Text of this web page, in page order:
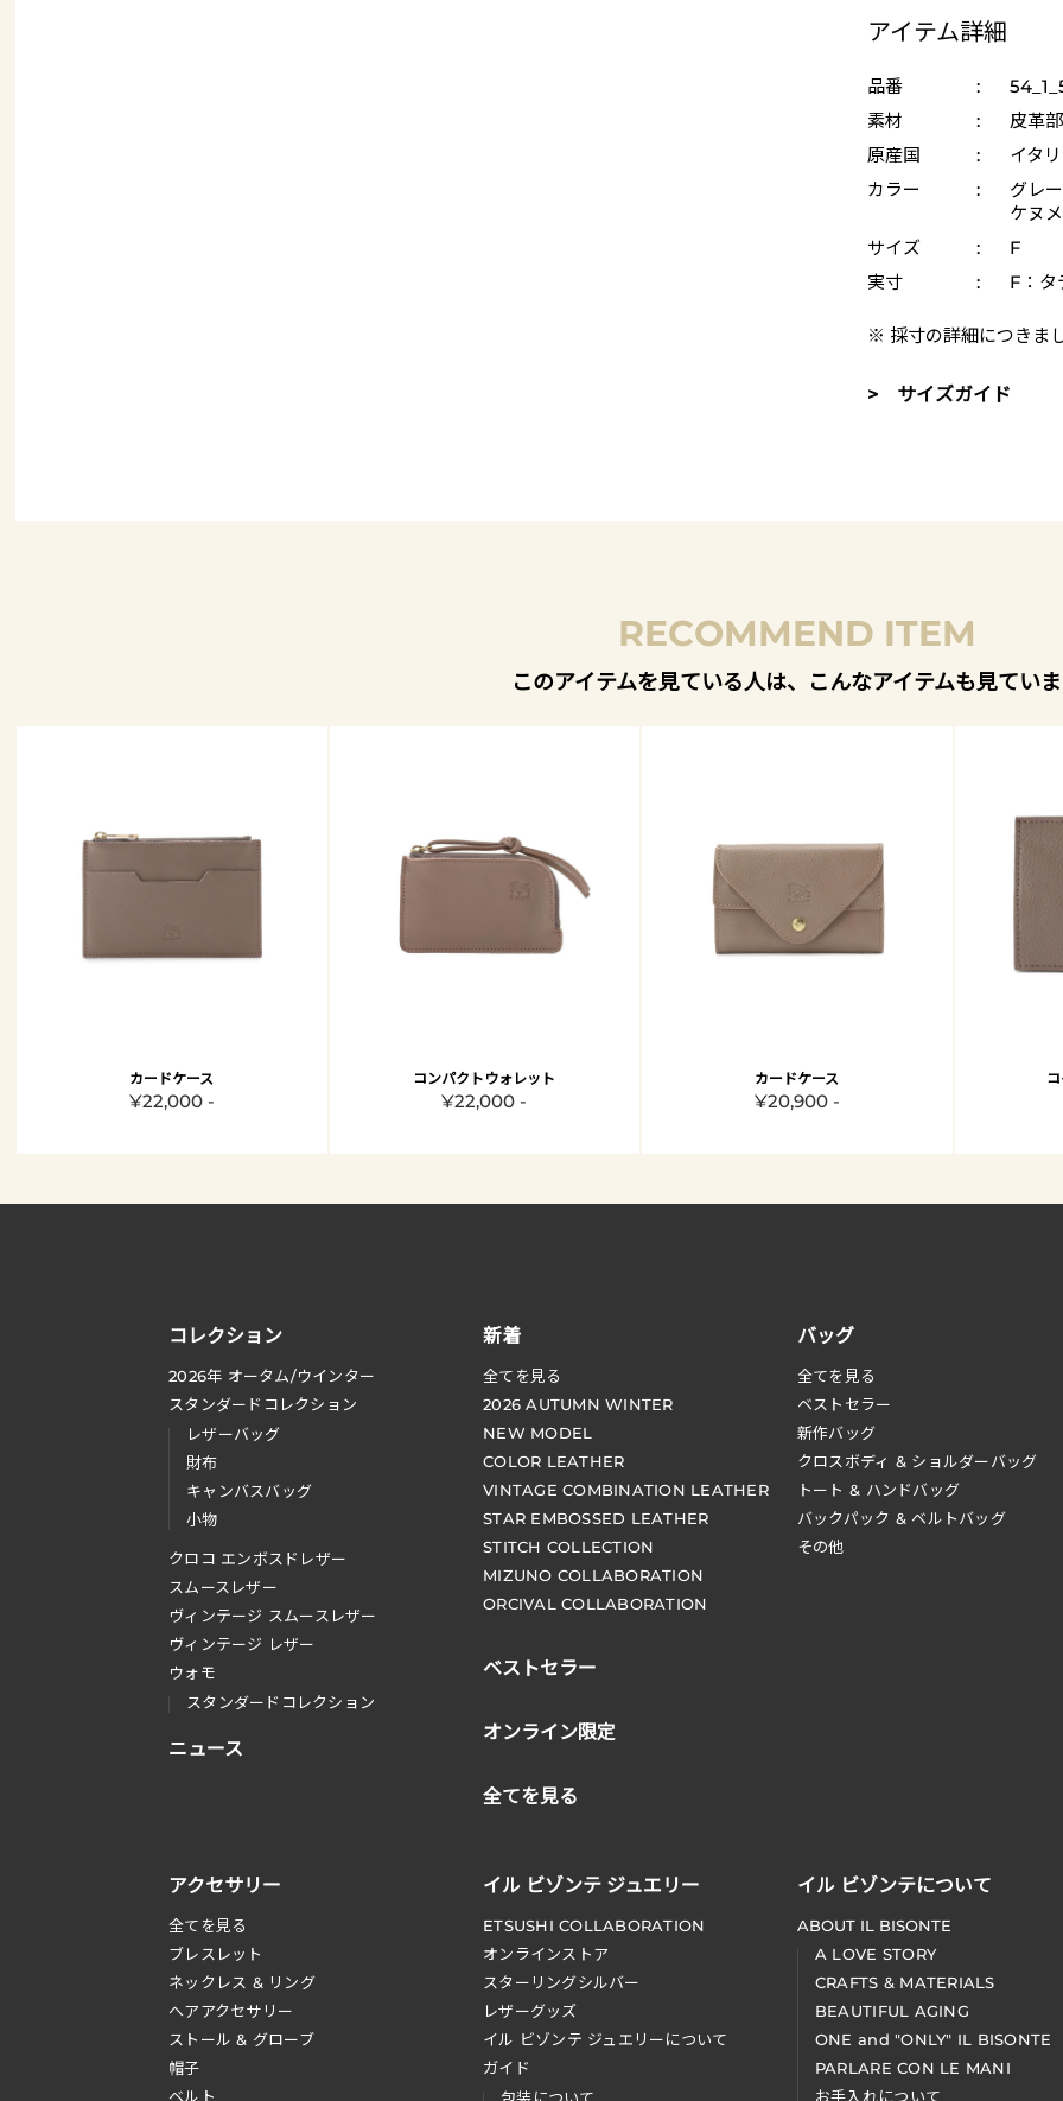
アイテム詳細
品番 :
素材
:
皮革
原産国
:
イタ
カラー
:
グレ
ケヌ
サイズ
:
F
実寸
: F：タ
※ 採寸の詳細につきま
> サイズガイド
RECOMMEND ITEM
このアイテムを見ている人は、こんなアイテムも見てい
カードケース
¥22,000 -
コンパクトウォレット
¥22,000 -
カードケース
¥20,900 -
コレクション
2026年 オータム/ウインター
スタンダードコレクション
レザーバッグ
財布
キャンバスバッグ
小物
クロコ エンボスドレザー
スムースレザー
ヴィンテージ スムースレザー
ヴィンテージ レザー
ウォモ
スタンダードコレクション
ニュース
新着
全てを見る
2026 AUTUMN WINTER
NEW MODEL
COLOR LEATHER
VINTAGE COMBINATION LEATHER
STAR EMBOSSED LEATHER
STITCH COLLECTION
MIZUNO COLLABORATION
ORCIVAL COLLABORATION
ベストセラー
オンライン限定
全てを見る
バッグ
全てを見る
ベストセラー
新作バッグ
クロスボディ & ショルダーバッグ
トート & ハンドバッグ
バックパック & ベルトバッグ
その他
アクセサリー
全てを見る
ブレスレット
ネックレス & リング
へアアクセサリー
ストール & グローブ
帽子
ベルト
イル ビゾンテ ジュエリー
ETSUSHI COLLABORATION
オンラインストア
スターリングシルバー
レザーグッズ
イル ビゾンテ ジュエリーについて
ガイド
イル ビゾンテについて
ABOUT IL BISONTE
A LOVE STORY
CRAFTS & MATERIALS
BEAUTIFUL AGING
ONE and "ONLY" IL BISONTE
PARLARE CON LE MANI
お手入れについて